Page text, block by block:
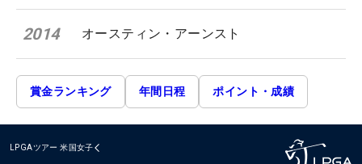
2014 オースティン・アーンスト
賞金ランキング 年間日程 ポイント・成績
LPGAツアー 米国女子